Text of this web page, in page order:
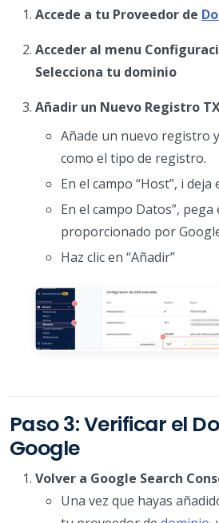
Accede a tu Proveedor de
Acceder al menu
Selecciona tu dominio
Añadir un Nuevo Registro
Añade un nuevo registro
como el tipo de registro.
En el campo “Host”, i
En el campo Datos”, pega
proporcionado por
Haz clic en “Añadir”
Paso 3: Verificar el
Google
Volver a Google Search
Una vez que hayas